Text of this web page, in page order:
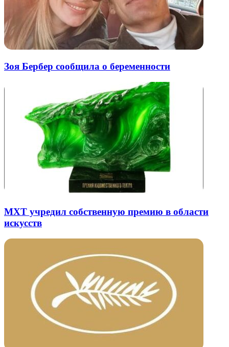
Зоя Бербер сообщила о беременности
МХТ учредил собственную премию в области
искусств